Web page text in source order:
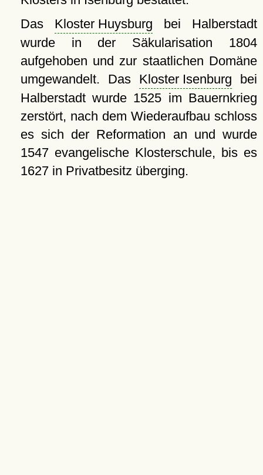
Das Kloster Huysburg bei Halberstadt
wurde in der Säkularisation 1804
aufgehoben und zur staatlichen Domäne
umgewandelt. Das Kloster Isenburg bei
Halberstadt wurde 1525 im Bauernkrieg
zerstört, nach dem Wiederaufbau schloss
es sich der Reformation an und wurde
1547 evangelische Klosterschule, bis es
1627 in Privatbesitz überging.